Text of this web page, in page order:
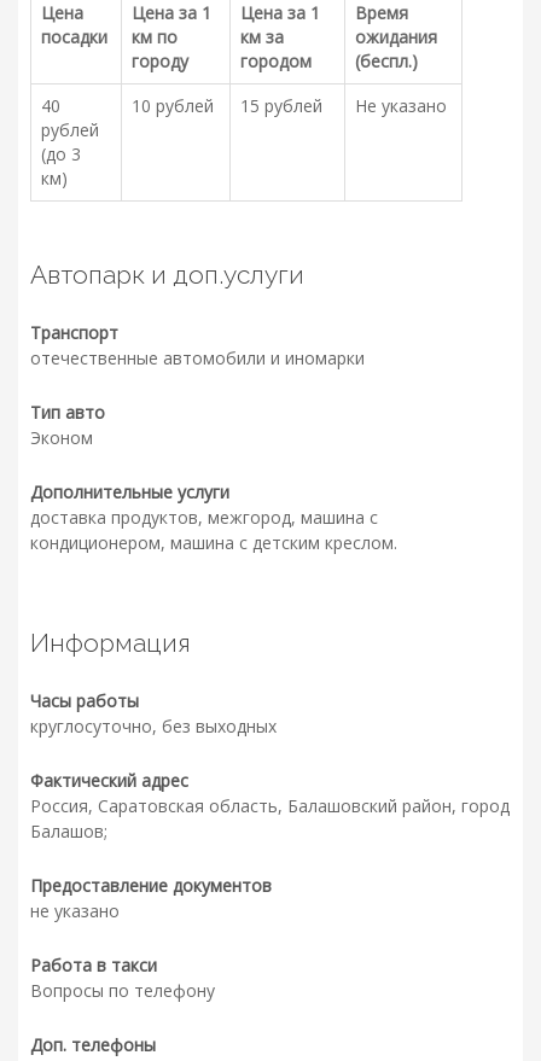
Цена
посадки
Цена за 1
км по
городу
Цена за 1
км за
городом
Время
ожидания
(беспл.)
40
рублей
(до 3
км)
10 рублей 15 рублей Не указано
Автопарк и доп.услуги
Транспорт
отечественные автомобили и иномарки
Тип авто
Эконом
Дополнительные услуги
доставка продуктов, межгород, машина с
кондиционером, машина с детским креслом.
Информация
Часы работы
круглосуточно, без выходных
Фактический адрес
Россия, Саратовская область, Балашовский район, город
Балашов;
Предоставление документов
не указано
Работа в такси
Вопросы по телефону
Доп. телефоны